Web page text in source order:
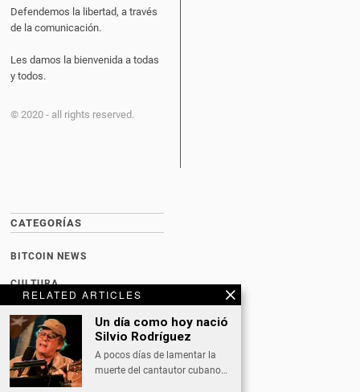
RELATED ARTICLES
Un día como hoy nació
Silvio Rodríguez
A pocos días de lamentar la
muerte del cantautor cubano…
Defendemos la libertad, a través
de la comunicación.
Les damos la bienvenida a todas
y todos.
© 2020 - all rights reserved.
CATEGORÍAS
BITCOIN NEWS
CULTURA
DEPORTES
ECONOMÍA